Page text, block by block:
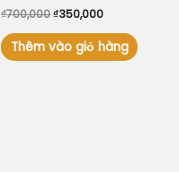
₫700,000₫350,000
Thêm vào giỏ hàng